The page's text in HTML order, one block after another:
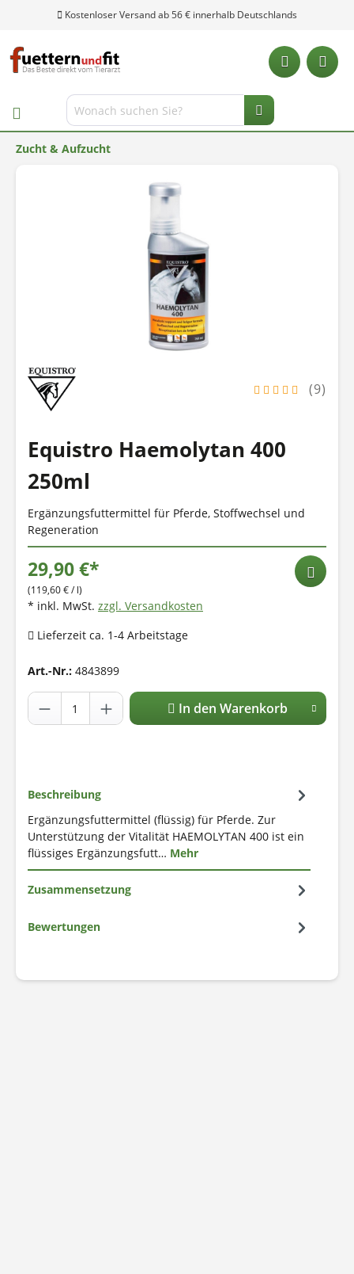
Kostenloser Versand ab 56 € innerhalb Deutschlands
Zucht & Aufzucht
(9)
Equistro Haemolytan 400
250ml
Ergänzungsfuttermittel für Pferde, Stoffwechsel und
Regeneration
29,90 €*
(119,60 € / l)
* inkl. MwSt. zzgl. Versandkosten
Lieferzeit ca. 1-4 Arbeitstage
Art.-Nr.: 4843899
In den Warenkorb
Beschreibung
Ergänzungsfuttermittel (flüssig) für Pferde. Zur
Unterstützung der Vitalität HAEMOLYTAN 400 ist ein
flüssiges Ergänzungsfutt… Mehr
Zusammensetzung
Bewertungen